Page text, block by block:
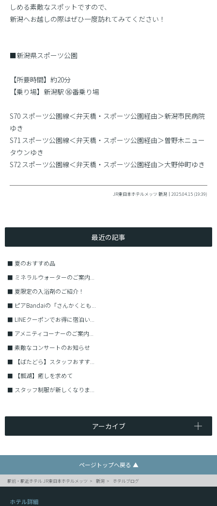
しめる素敵なスポットですので、
新潟へお越しの際はぜひ一度訪れてみてください！
■新潟県スポーツ公園
【所要時間】約20分
【乗り場】新潟駅 ⑯番乗り場
S70 スポーツ公園線＜弁天橋・スポーツ公園経由＞新潟市民病院
ゆき
S71 スポーツ公園線＜弁天橋・スポーツ公園経由＞曽野木ニュー
タウンゆき
S72 スポーツ公園線＜弁天橋・スポーツ公園経由＞大野仲町ゆき
JR東日本ホテルメッツ 新潟｜2025.04.15 (19:39)
最近の記事
■ 夏のおすすめ品
■ ミネラルウォーターのご案内...
■ 夏限定の入浴剤のご紹介！
■ ピアBandaiの「さんかくとも...
■ LINEクーポンでお得に宿泊い...
■ アメニティコーナーのご案内...
■ 素敵なコンサートのお知らせ
■
【ばたどら】スタッフおすす...
■
【瓢湖】癒しを求めて
■ スタッフ制服が新しくなりま...
アーカイブ
ページトップへ戻る ▲
駅前・駅近ホテル JR東日本ホテルメッツ 新潟 ホテルブログ
ホテル詳細